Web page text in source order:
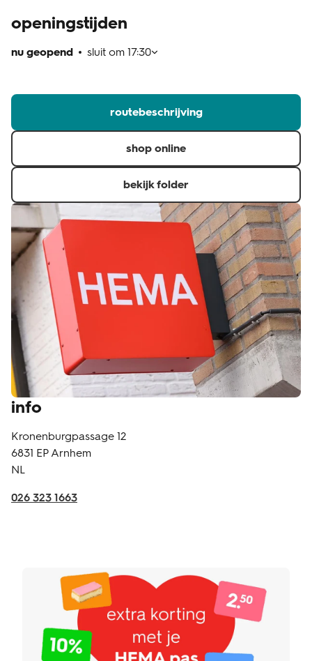
klantenservice
openingstijden
nu geopend sluit om 17:30
routebeschrijving
shop online
bekijk folder
info
Kronenburgpassage 12
6831 EP Arnhem
NL
026 323 1663